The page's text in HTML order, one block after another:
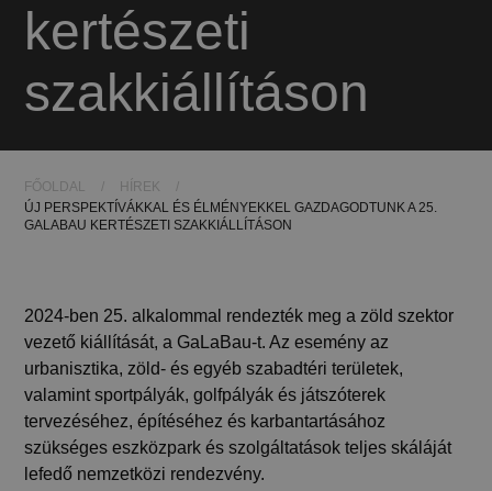
kertészeti
szakkiállításon
FŐOLDAL / HÍREK
/
ÚJ PERSPEKTÍVÁKKAL ÉS ÉLMÉNYEKKEL GAZDAGODTUNK A 25.
GALABAU KERTÉSZETI SZAKKIÁLLÍTÁSON
2024-ben 25. alkalommal rendezték meg a zöld szektor
vezető kiállítását, a GaLaBau-t. Az esemény az
urbanisztika, zöld- és egyéb szabadtéri területek,
valamint sportpályák, golfpályák és játszóterek
tervezéséhez, építéséhez és karbantartásához
szükséges eszközpark és szolgáltatások teljes skáláját
lefedő nemzetközi rendezvény.